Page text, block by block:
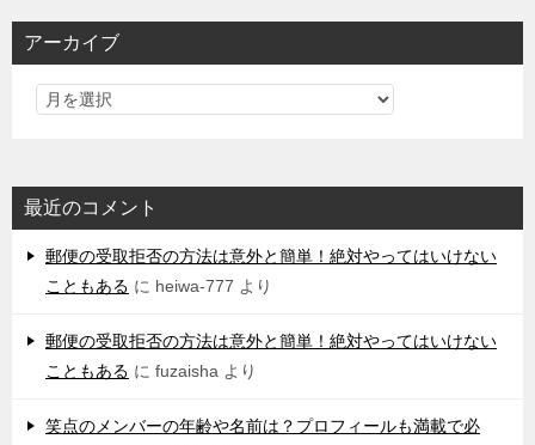
アーカイブ
最近のコメント
郵便の受取拒否の方法は意外と簡単！絶対やってはいけない
こともある に heiwa-777 より
郵便の受取拒否の方法は意外と簡単！絶対やってはいけない
こともある に fuzaisha より
笑点のメンバーの年齢や名前は？プロフィールも満載で必